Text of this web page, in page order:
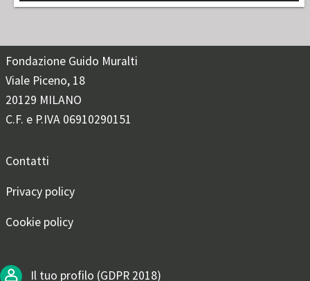
Fondazione Guido Muralti
Viale Piceno, 18
20129 MILANO
C.F. e P.IVA 06910290151
Contatti
Privacy policy
Cookie policy
Il tuo profilo (GDPR 2018)